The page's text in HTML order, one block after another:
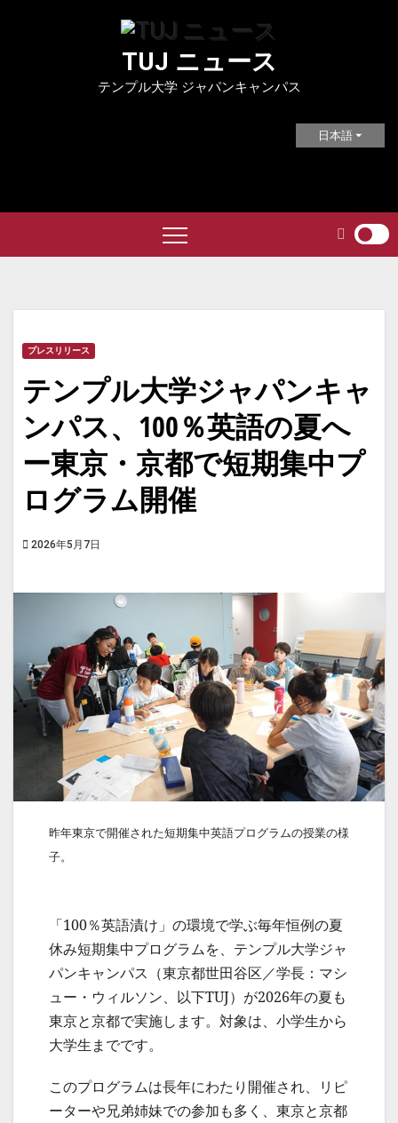
TUJ ニュース
テンプル大学 ジャパンキャンパス
日本語
プレスリリース
テンプル大学ジャパンキャ
ンパス、100％英語の夏へ
ー東京・京都で短期集中プ
ログラム開催
2026年5月7日
昨年東京で開催された短期集中英語プログラムの授業の様
子。
「100％英語漬け」の環境で学ぶ毎年恒例の夏
休み短期集中プログラムを、テンプル大学ジャ
パンキャンパス（東京都世田谷区／学長：マシ
ュー・ウィルソン、以下TUJ）が2026年の夏も
東京と京都で実施します。対象は、小学生から
大学生までです。
このプログラムは長年にわたり開催され、リピ
ーターや兄弟姉妹での参加も多く、東京と京都